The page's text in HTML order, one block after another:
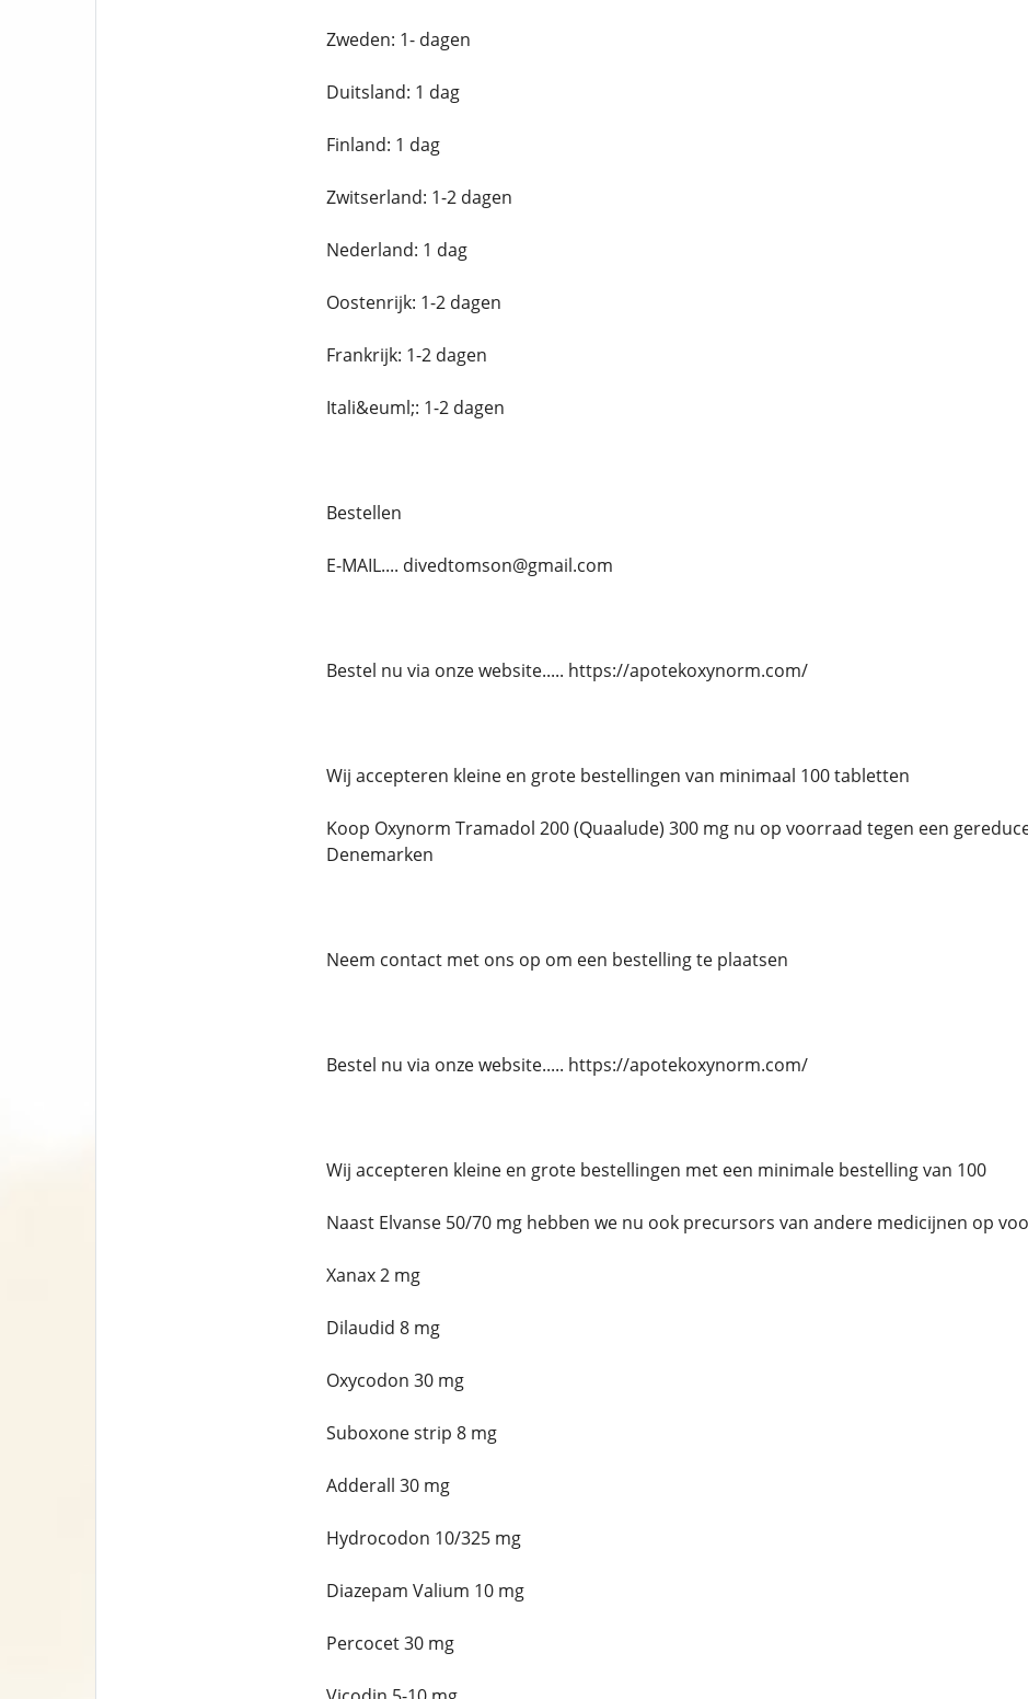
Zweden: 1- dagen
Duitsland: 1 dag
Finland: 1 dag
Zwitserland: 1-2 dagen
Nederland: 1 dag
Oostenrijk: 1-2 dagen
Frankrijk: 1-2 dagen
Itali&euml;: 1-2 dagen
Bestellen
E-MAIL.... divedtomson@gmail.com
Bestel nu via onze website..... https://apotekoxynorm.com/
Wij accepteren kleine en grote bestellingen van minimaal 100 tabletten
Koop Oxynorm Tramadol 200 (Quaalude) 300 mg nu op voorraad tegen een
Denemarken
Neem contact met ons op om een ​​bestelling te plaatsen
Bestel nu via onze website..... https://apotekoxynorm.com/
Wij accepteren kleine en grote bestellingen met een minimale bestelling van 100
Naast Elvanse 50/70 mg hebben we nu ook precursors van andere medicijnen op
Xanax 2 mg
Dilaudid 8 mg
Oxycodon 30 mg
Suboxone strip 8 mg
Adderall 30 mg
Hydrocodon 10/325 mg
Diazepam Valium 10 mg
Percocet 30 mg